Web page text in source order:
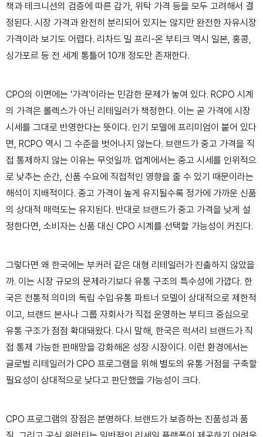
책과 테크니션의 검증에 따른 감가, 위탁 가격 등을 모두 고려해서 결
정된다. 시장 가격과 완전히 분리되어 있지는 않지만 완전한 자유시장
가격이라 보기도 어렵다. 리차드 밀 프리-온 부티크 역시 일본, 홍콩,
싱가포르 등 전 세계 통틀어 10개 정도만 존재한다.
CPO의 이면에는 '가격'이라는 민감한 문제가 놓여 있다. RCPO 시계
의 가격은 롤렉스가 아닌 리테일러가 책정한다. 이는 곧 가격에 시장
시세를 그대로 반영한다는 뜻이다. 인기 모델에 프리미엄이 붙어 있다
면, RCPO 역시 그 수준을 벗어나지 않는다. 브랜드가 중고 가격을 직
접 통제하지 않는 이유는 무엇일까. 업계에서는 중고 시세를 인위적으
로 낮추는 순간, 신품 수요에 직접적인 영향을 줄 수 있기 때문이라는
해석이 지배적이다. 중고 가격이 높게 유지될수록 정가에 가까운 신품
의 상대적 매력도는 유지된다. 반대로 브랜드가 중고 가격을 낮게 설
정한다면, 소비자는 신품 대신 CPO 시계를 선택할 가능성이 커진다.
그렇다면 왜 한국에는 부커러 같은 대형 리테일러가 진출하지 않았을
까. 이는 시장 규모의 문제라기보다 유통 구조의 특수성에 가깝다. 한
국은 전통적 의미의 독립 수입·유통 파트너 모델이 상대적으로 제한적
이고, 브랜드 본사나 그룹 자회사가 직접 운영하는 부티크 중심으로
유통 구조가 점점 확대돼왔다. 다시 말해, 한국은 럭셔리 브랜드가 직
접 통제 가능한 판매망을 강화해온 성장 시장이다. 이런 환경에서는
글로벌 리테일러가 CPO 프로그램을 위해 별도의 유통 거점을 구축할
필요성이 상대적으로 낮다고 판단했을 가능성이 크다.
CPO 프로그램의 장점은 분명하다. 브랜드가 보증하는 진품성과 품